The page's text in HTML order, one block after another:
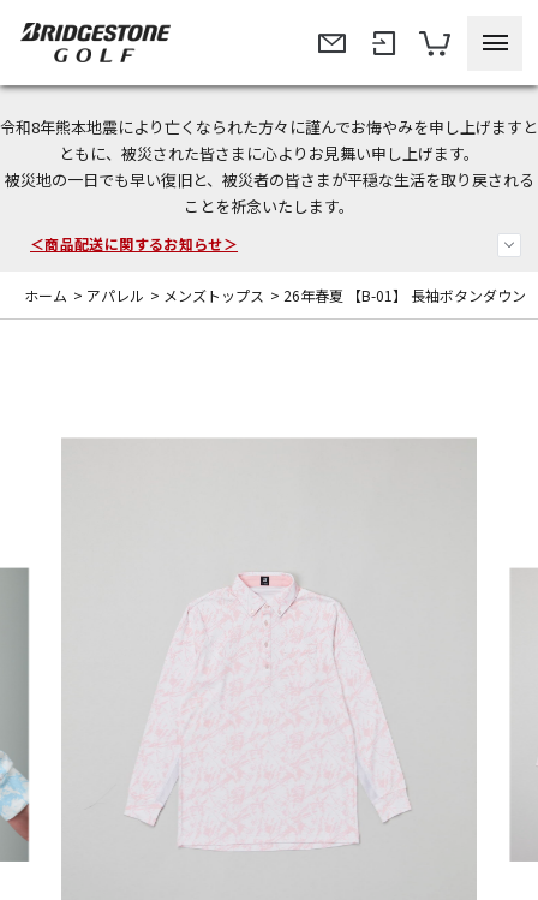
令和8年熊本地震により亡くなられた方々に謹んでお悔やみを申し上げますと
ともに、被災された皆さまに心よりお見舞い申し上げます。
被災地の一日でも早い復旧と、被災者の皆さまが平穏な生活を取り戻される
ことを祈念いたします。
＜夏季休暇中のご注文・発送・お問い合わせ＞
今なら新規会員登録で1,000円OFFクーポンプレゼント！
＜商品配送に関するお知らせ＞
ホーム > アパレル > メンズトップス > 26年春夏 【B-01】 長袖ボタンダウン